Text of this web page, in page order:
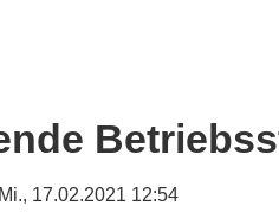
17.02.2021 12:54